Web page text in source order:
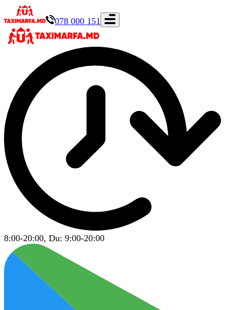
078 000 151
8:00-20:00, Du: 9:00-20:00